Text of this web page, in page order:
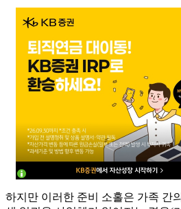
하지만 이러한 준비 소홀은 가족 간